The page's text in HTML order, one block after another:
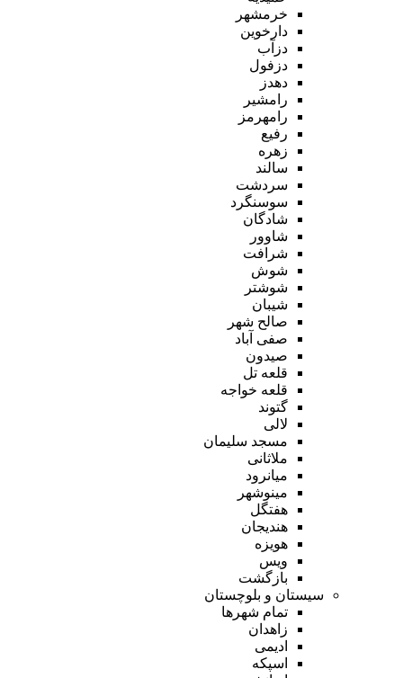
خرمشهر
دارخوین
دزآب
دزفول
دهدز
رامشیر
رامهرمز
رفیع
زهره
سالند
سردشت
سوسنگرد
شادگان
شاوور
شرافت
شوش
شوشتر
شیبان
صالح شهر
صفی آباد
صیدون
قلعه تل
قلعه خواجه
گتوند
لالی
مسجد سلیمان
ملاثانی
میانرود
مینوشهر
هفتگل
هندیجان
هویزه
ویس
بازگشت
سیستان و بلوچستان
تمام شهر‌ها
زاهدان
ادیمی
اسپکه